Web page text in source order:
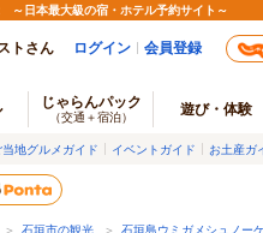
日本最大級の宿・ホテル予約サイト～
トさん ログイン 会員登録
じゃらんパック
（交通＋宿泊） 遊び・体験
当地グルメガイド イベントガイド お土産ガ
＞ 石垣市の観光 ＞ 石垣島ウミガメシュノー